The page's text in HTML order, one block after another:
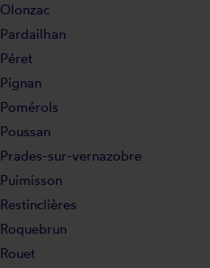
Olonzac
Pardailhan
Péret
Pignan
Pomérols
Poussan
Prades-sur-vernazobre
Puimisson
Restinclières
Roquebrun
Rouet